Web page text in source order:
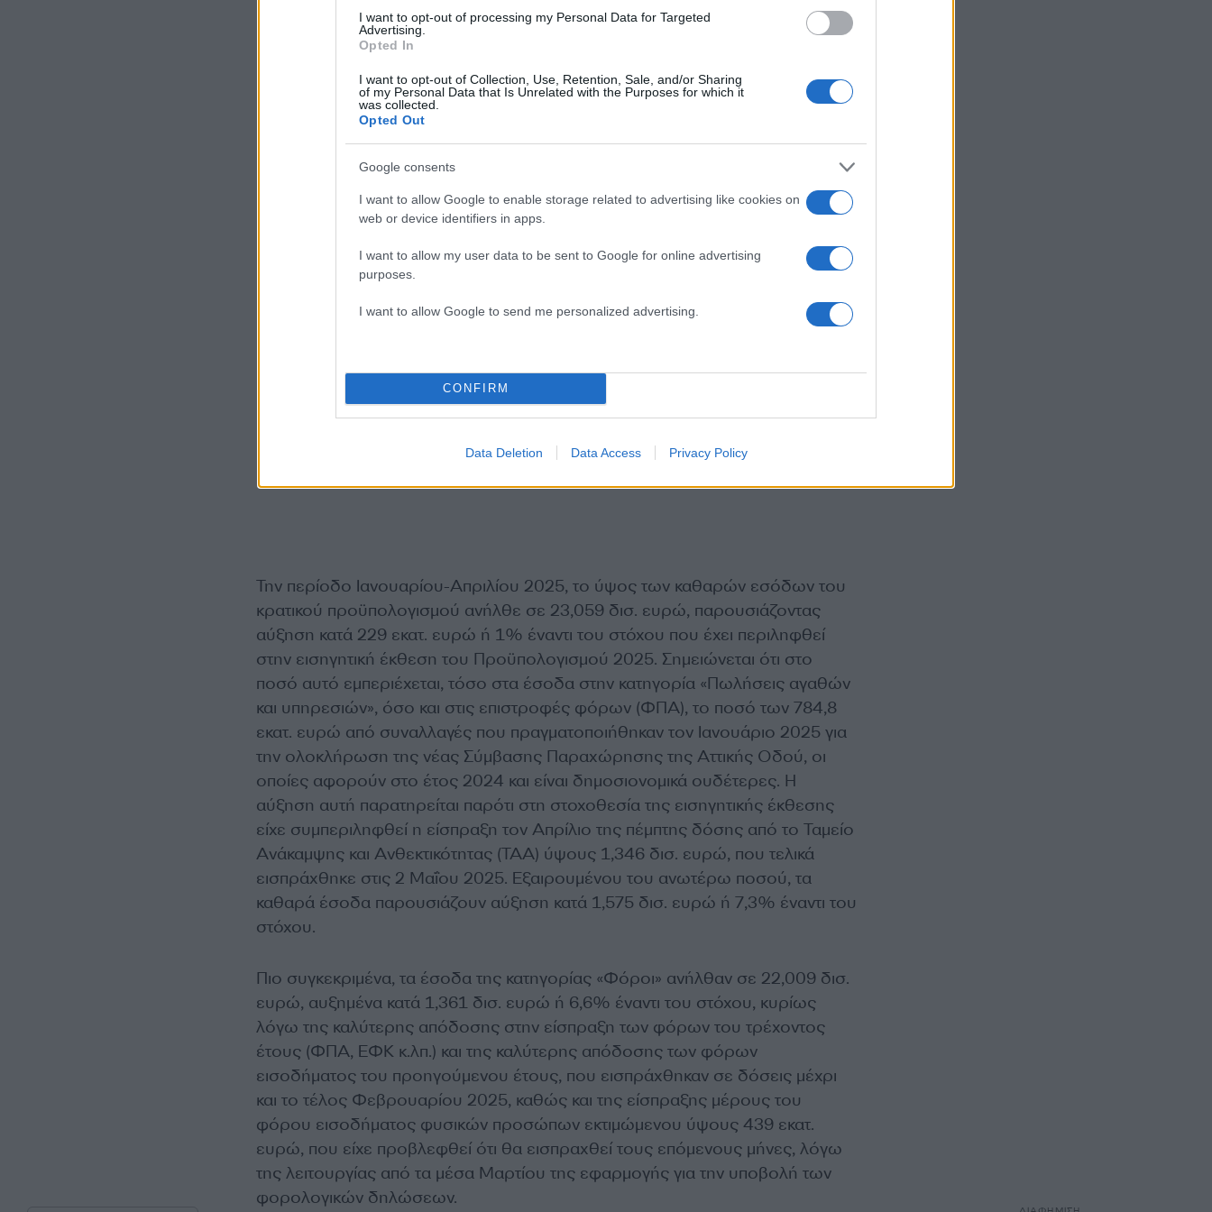
I want to opt-out of processing my Personal Data for Targeted
Advertising.
Opted In
I want to opt-out of Collection, Use, Retention, Sale, and/or Sharing
of my Personal Data that Is Unrelated with the Purposes for which it
was collected.
Opted Out
Google consents
I want to allow Google to enable storage related to advertising like cookies on
web or device identifiers in apps.
I want to allow my user data to be sent to Google for online advertising
purposes.
I want to allow Google to send me personalized advertising.
CONFIRM
Data Deletion Data Access Privacy Policy
Την περίοδο Ιανουαρίου-Απριλίου 2025, το ύψος των καθαρών εσόδων του
κρατικού προϋπολογισμού ανήλθε σε 23,059 δισ. ευρώ, παρουσιάζοντας
αύξηση κατά 229 εκατ. ευρώ ή 1% έναντι του στόχου που έχει περιληφθεί
στην εισηγητική έκθεση του Προϋπολογισμού 2025. Σημειώνεται ότι στο
ποσό αυτό εμπεριέχεται, τόσο στα έσοδα στην κατηγορία «Πωλήσεις αγαθών
και υπηρεσιών», όσο και στις επιστροφές φόρων (ΦΠΑ), το ποσό των 784,8
εκατ. ευρώ από συναλλαγές που πραγματοποιήθηκαν τον Ιανουάριο 2025 για
την ολοκλήρωση της νέας Σύμβασης Παραχώρησης της Αττικής Οδού, οι
οποίες αφορούν στο έτος 2024 και είναι δημοσιονομικά ουδέτερες. Η
αύξηση αυτή παρατηρείται παρότι στη στοχοθεσία της εισηγητικής έκθεσης
είχε συμπεριληφθεί η είσπραξη τον Απρίλιο της πέμπτης δόσης από το Ταμείο
Ανάκαμψης και Ανθεκτικότητας (ΤΑΑ) ύψους 1,346 δισ. ευρώ, που τελικά
εισπράχθηκε στις 2 Μαΐου 2025. Εξαιρουμένου του ανωτέρω ποσού, τα
καθαρά έσοδα παρουσιάζουν αύξηση κατά 1,575 δισ. ευρώ ή 7,3% έναντι του
στόχου.
Πιο συγκεκριμένα, τα έσοδα της κατηγορίας «Φόροι» ανήλθαν σε 22,009 δισ.
ευρώ, αυξημένα κατά 1,361 δισ. ευρώ ή 6,6% έναντι του στόχου, κυρίως
λόγω της καλύτερης απόδοσης στην είσπραξη των φόρων του τρέχοντος
έτους (ΦΠΑ, ΕΦΚ κ.λπ.) και της καλύτερης απόδοσης των φόρων
εισοδήματος του προηγούμενου έτους, που εισπράχθηκαν σε δόσεις μέχρι
και το τέλος Φεβρουαρίου 2025, καθώς και της είσπραξης μέρους του
φόρου εισοδήματος φυσικών προσώπων εκτιμώμενου ύψους 439 εκατ.
ευρώ, που είχε προβλεφθεί ότι θα εισπραχθεί τους επόμενους μήνες, λόγω
της λειτουργίας από τα μέσα Μαρτίου της εφαρμογής για την υποβολή των
φορολογικών δηλώσεων.